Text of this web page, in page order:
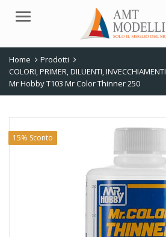
Menu
Home
Prodotti
COLORI, PRIMER, DILUENTI, INVECCHIAMENTI
Mr Hobby T103 Mr Color Thinner 250
15% Sconto